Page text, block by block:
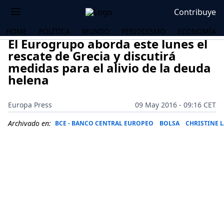
Contribuye
HOME POLÍTICA MUNDO PERIODISMO ECONOMÍA
El Eurogrupo aborda este lunes el
rescate de Grecia y discutirá
medidas para el alivio de la deuda
helena
Europa Press
09 May 2016 - 09:16 CET
Archivado en: BCE - BANCO CENTRAL EUROPEO BOLSA CHRISTINE